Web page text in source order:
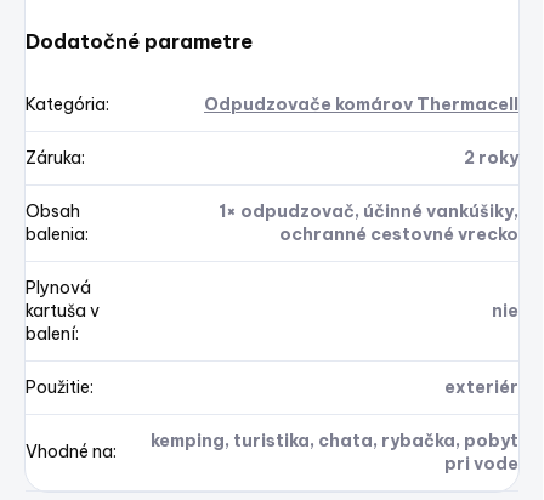
Dodatočné parametre
Kategória: Odpudzovače komárov Thermacell
Záruka: 2 roky
Obsah
balenia:
1× odpudzovač, účinné vankúšiky,
ochranné cestovné vrecko
Plynová
kartuša v
balení:
nie
Použitie: exteriér
Vhodné na:
kemping, turistika, chata, rybačka, pobyt
pri vode